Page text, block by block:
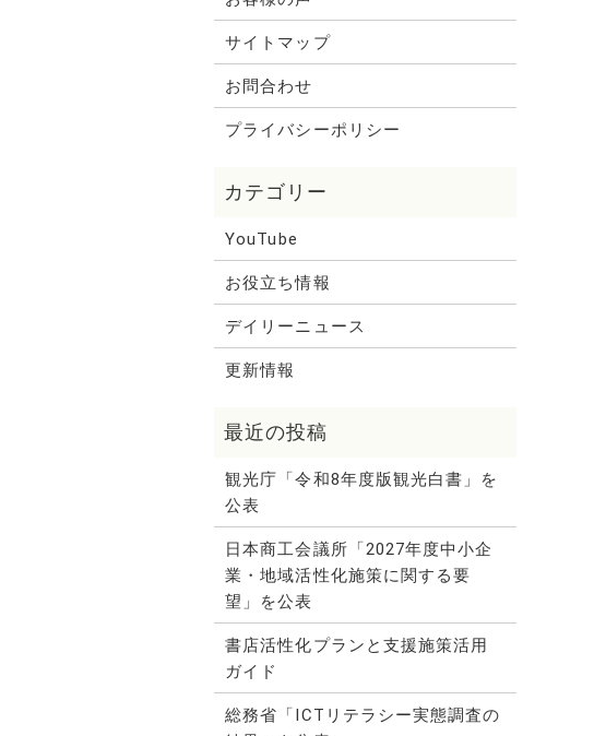
サイトマップ
お問合わせ
プライバシーポリシー
YouTube
お役立ち情報
デイリーニュース
更新情報
観光庁「令和8年度版観光白書」を
公表
日本商工会議所「2027年度中小企
業・地域活性化施策に関する要
望」を公表
書店活性化プランと支援施策活用
ガイド
総務省「ICTリテラシー実態調査の